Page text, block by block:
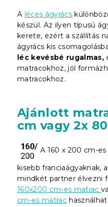
A léces ágyrács
készül. Az ilyen típusú
kerete, ezért a szállítás
ágyrács kis
léc kevésbé rugalmas,
matracokhoz, jól
matracokhoz.
Ajánlott
cm vagy 2x
A 160 x 200 cm-
kisebb franciaágyaknak,
mindkét partner élvezni
160x200 cm-es matrac
cm-es matrac